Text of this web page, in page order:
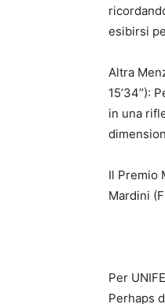
esibirsi
Altra
in una
Il Premio
Mardini
Per
Perhaps